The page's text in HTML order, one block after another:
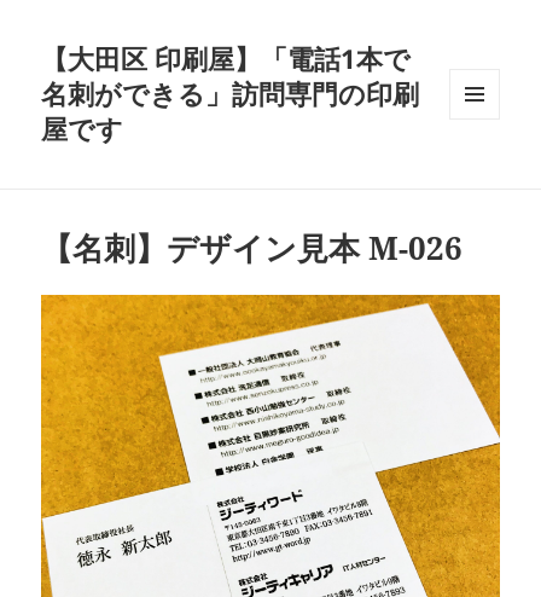
【大田区 印刷屋】「電話1本で
名刺ができる」訪問専門の印刷
屋です
【名刺】デザイン見本 M-026